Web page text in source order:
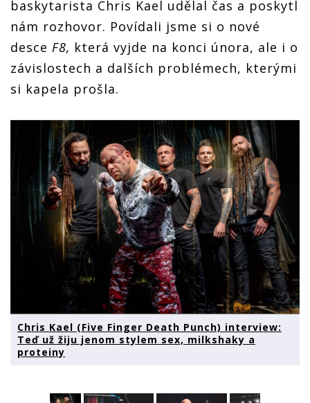
baskytarista Chris Kael udělal čas a poskytl
nám rozhovor. Povídali jsme si o nové
desce F8, která vyjde na konci února, ale i o
závislostech a dalších problémech, kterými
si kapela prošla.
Chris Kael (Five Finger Death Punch) interview:
Teď už žiju jenom stylem sex, milkshaky a
proteiny